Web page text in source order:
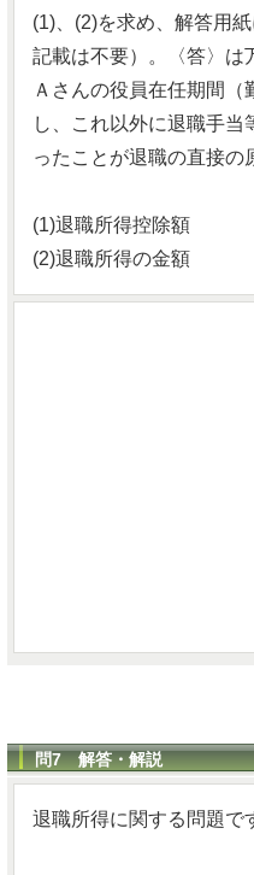
(1)、(2)を求め、解答用
記載は不要）。〈答〉は
Ａさんの役員在任期間（
し、これ以外に退職手当
ったことが退職の直接の
(1)退職所得控除額
(2)退職所得の金額
問7 解答・解説
退職所得に関する問題で